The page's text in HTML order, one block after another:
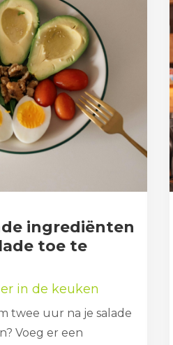
ingrediënten
toe te
in de keuken
twee uur na je salade
Voeg er een